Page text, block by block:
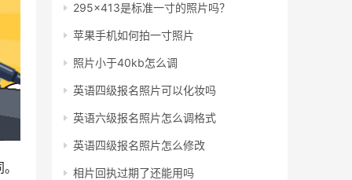
295x413是标准一寸的照片吗？
苹果手机如何拍一寸照片
照片小于40kb怎么调
英语四级报名照片可以化妆吗
英语六级报名照片怎么调格式
英语四级报名照片怎么修改
相片回执过期了还能用吗